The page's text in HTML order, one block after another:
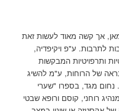
אך קשה מאוד לעשות זאת
לתרבות. ע"פ ויקיפדיה,
ותרפויטיות המבקשות
של הרוחות, ע"מ להשיג
נחום מגד, בספרו "שערי
רוחני, קוסם ורופא שבטי